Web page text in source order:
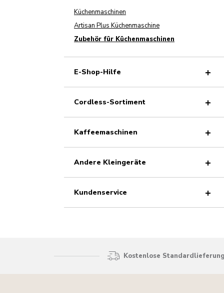
Küchenmaschinen
Artisan Plus Küchenmaschine
Zubehör für Küchenmaschinen
E-Shop-Hilfe
Cordless-Sortiment
Kaffeemaschinen
Andere Kleingeräte
Kundenservice
Kostenlose